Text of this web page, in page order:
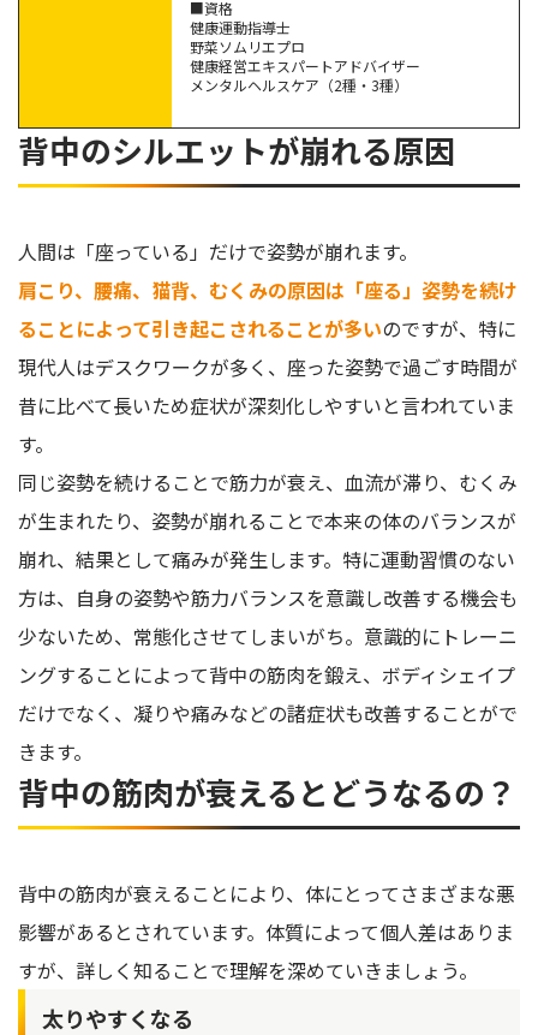
広背筋（こうはいきん）を鍛える：シーテッドロウ
脊柱起立筋（せきちゅうきりつきん）を鍛える：バックエ
地道な努力で背中美人に！
■資格
健康運動指導士
野菜ソムリエプロ
健康経営エキスパートアドバイザー
メンタルヘルスケア（2種・3種）
背中のシルエットが崩れる原因
人間は「座っている」だけで姿勢が崩れます。
肩こり、腰痛、猫背、むくみの原因は「座る」姿勢を続け
ることによって引き起こされることが多いのですが、特に
現代人はデスクワークが多く、座った姿勢で過ごす時間が
昔に比べて長いため症状が深刻化しやすいと言われていま
す。
同じ姿勢を続けることで筋力が衰え、血流が滞り、むくみ
が生まれたり、姿勢が崩れることで本来の体のバランスが
崩れ、結果として痛みが発生します。特に運動習慣のない
方は、自身の姿勢や筋力バランスを意識し改善する機会も
少ないため、常態化させてしまいがち。意識的にトレーニ
ングすることによって背中の筋肉を鍛え、ボディシェイプ
だけでなく、凝りや痛みなどの諸症状も改善することがで
きます。
背中の筋肉が衰えるとどうなるの？
背中の筋肉が衰えることにより、体にとってさまざまな悪
影響があるとされています。体質によって個人差はありま
すが、詳しく知ることで理解を深めていきましょう。
太りやすくなる